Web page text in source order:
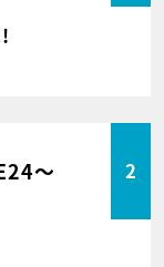
～ 2